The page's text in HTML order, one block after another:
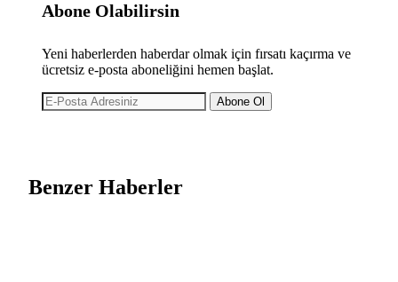
Abone Olabilirsin
Yeni haberlerden haberdar olmak için fırsatı kaçırma ve
ücretsiz e-posta aboneliğini hemen başlat.
Abone Ol
Benzer Haberler